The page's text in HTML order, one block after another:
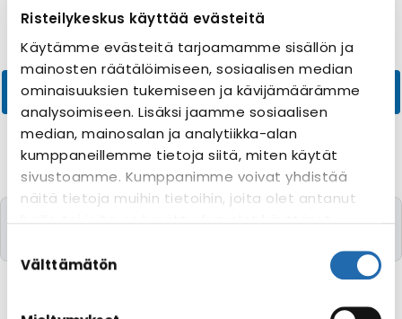
Risteilykeskus käyttää evästeitä
Käytämme evästeitä tarjoamamme sisällön ja
mainosten räätälöimiseen, sosiaalisen median
ominaisuuksien tukemiseen ja kävijämäärämme
analysoimiseen. Lisäksi jaamme sosiaalisen
median, mainosalan ja analytiikka-alan
kumppaneillemme tietoja siitä, miten käytät
sivustoamme. Kumppanimme voivat yhdistää
näitä tietoja muihin tietoihin, joita olet antanut
evästeasetuksiesi hyväksyntää sivuston
linkistä.
valinta
Välttämätön